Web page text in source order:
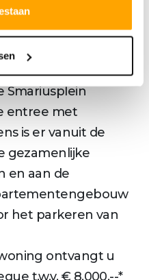
je op de ruime
living en ruime
over het zeer
liefst 48 m². Aan
Smariusplein
entree met
is er vanuit de
gezamenlijke
en aan de
het parkeren van
ontvangt u
t.w.v. € 8.000,--*